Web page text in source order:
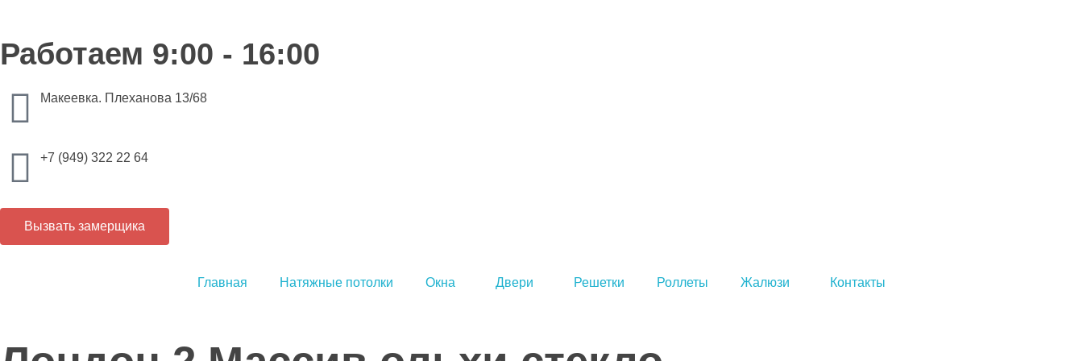
Работаем 9:00 - 16:00
Макеевка. Плеханова 13/68
+7 (949) 322 22 64
Вызвать замерщика
Главная Натяжные потолки Окна Двери Решетки Роллеты Жалюзи Контакты